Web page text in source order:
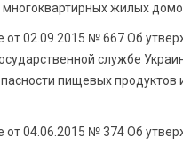
жилых
от 02.09.2015 № 667 Об
службе
пищевых продуктов
от 04.06.2015 № 374 Об